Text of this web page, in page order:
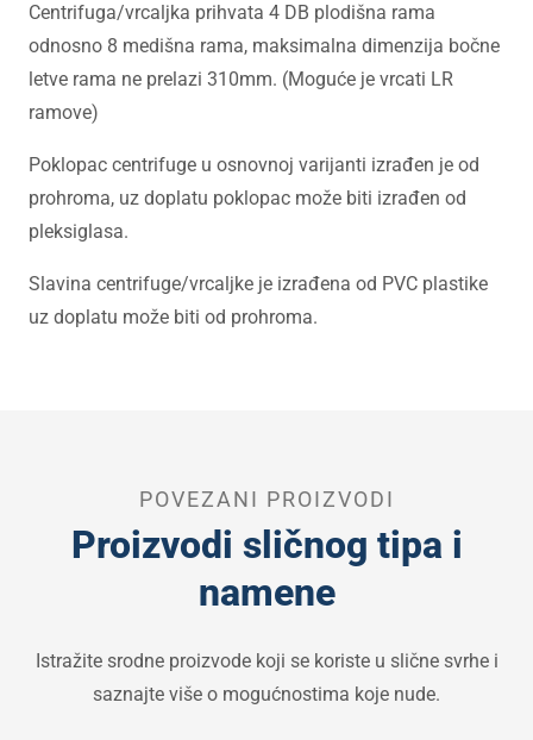
Centrifuga/vrcaljka prihvata 4 DB plodišna rama
odnosno 8 medišna rama, maksimalna dimenzija bočne
letve rama ne prelazi 310mm. (Moguće je vrcati LR
ramove)
Poklopac centrifuge u osnovnoj varijanti izrađen je od
prohroma, uz doplatu poklopac može biti izrađen od
pleksiglasa.
Slavina centrifuge/vrcaljke je izrađena od PVC plastike
uz doplatu može biti od prohroma.
POVEZANI PROIZVODI
Proizvodi sličnog tipa i
namene
Istražite srodne proizvode koji se koriste u slične svrhe i
saznajte više o mogućnostima koje nude.